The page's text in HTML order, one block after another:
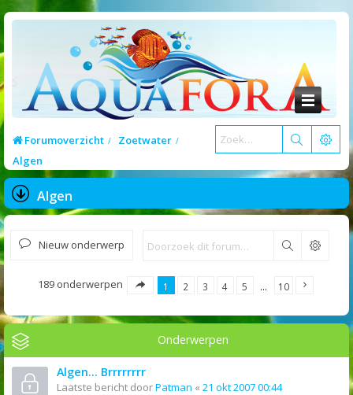
Forumoverzicht
Zoetwater
Algen
Algen
Nieuw onderwerp Zoek
189 onderwerpen 1 2 3 4 5 … 10
Onderwerpen
Algen... Brrrrrrrr
Laatste bericht doorPatman « 21 okt 2007 00:44